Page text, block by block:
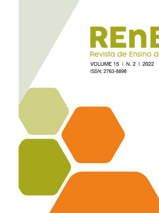
lateral
artigos